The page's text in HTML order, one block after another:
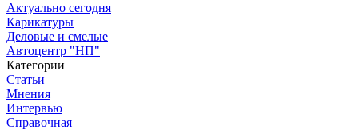
Актуально сегодня
Карикатуры
Деловые и смелые
Автоцентр "НП"
Категории
Статьи
Мнения
Интервью
Справочная